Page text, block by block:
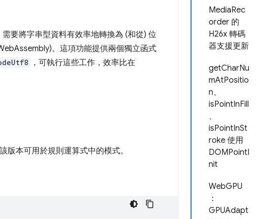
MediaRec
order 的
H26x 轉碼
器支援更新
getCharNu
mAtPositio
n、
isPointInFill
、
isPointInSt
roke 使用
DOMPointI
nit
WebGPU
：
GPUAdapt
要將字串型資料有效率地轉換為 (和從) 位
。這項功能提供兩個獨立函式
，可執行這些工作，效率比在
本可用於規則運算式中的模式。